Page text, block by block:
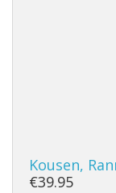
Kousen,
€39.95